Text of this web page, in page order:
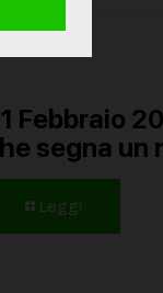
Febbraio
segna un
Leggi